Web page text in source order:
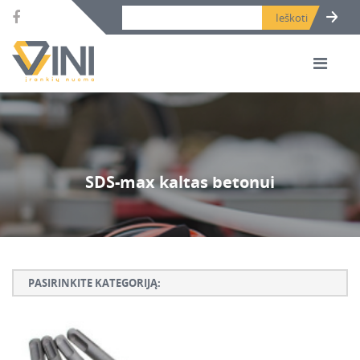
Search bar place.
SDS-max kaltas betonui
PASIRINKITE KATEGORIJĄ:
Betono ardymo ir gręžimo įrankiai